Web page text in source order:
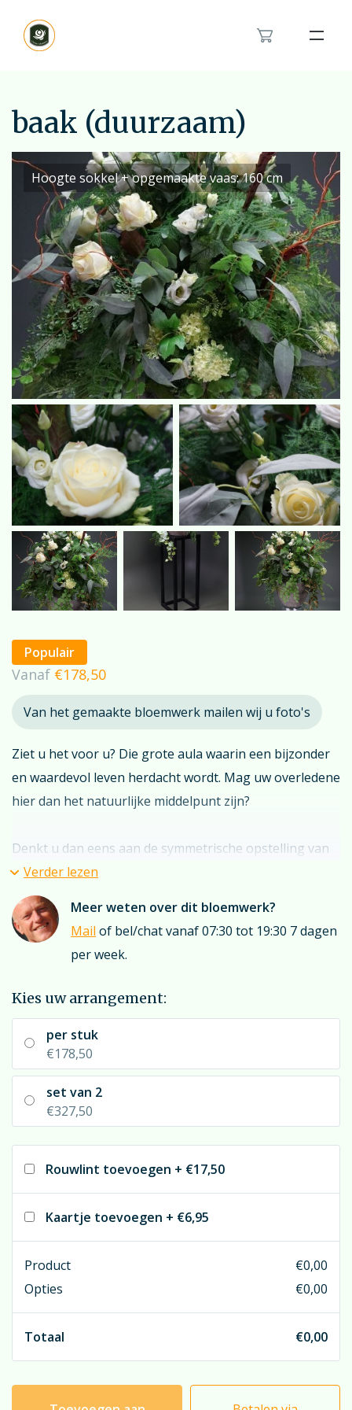
Het rouwboeket in hartvorm
Modern rouwbloemwerk
Orchidee rouwstuk
Van en voor kinderen rouwstuk
Feyenoord rouwstuk
Veldboeket
Over ons
Contact
Bestellen
baak (duurzaam)
Hoogte sokkel + opgemaakte vaas: 160 cm
Populair
Vanaf €178,50
Van het gemaakte bloemwerk mailen wij u foto's
Ziet u het voor u? Die grote aula waarin een bijzonder
en waardevol leven herdacht wordt. Mag uw overledene
hier dan het natuurlijke middelpunt zijn?
Denkt u dan eens aan de symmetrische opstelling van
twee ‘meer-dan-flinke’ sokkelvazen (hoogte 170 cm).
Zoals gezegd is de presentatie meer dan flink echter
tegen een véél minder robuuste prijs…
Deze minder robuuste prijs heeft te maken met het
hybride principe. De groenopmaak van de vaas is van
verse snijbloemen geplaatst. Omdat het kunstgedeelte
na de uitvaart retour genomen wordt voor hergebruik
is de ‘aanschaf’-prijs vriendelijk.
De sokkel, het kunstgedeelte en de vaas ontvangt u
retour.
Verder lezen
Meer weten over dit bloemwerk?
Mail of bel/chat vanaf 07:30 tot 19:30 7 dagen
per week.
Kies uw arrangement:
per stuk
€178,50
set van 2
€327,50
Rouwlint toevoegen + €17,50
Kaartje toevoegen + €6,95
Product €0,00
Opties
€0,00
Totaal €0,00